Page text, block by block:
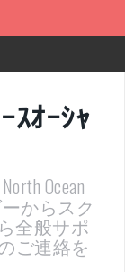
！
開催決定！
ｽｵｰｼｬ
Ocean
からスク
全般サポ
ご連絡を